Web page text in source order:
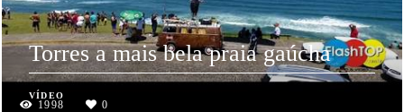
Torres a mais bela praia gaúcha
VÍDEO
1998 0